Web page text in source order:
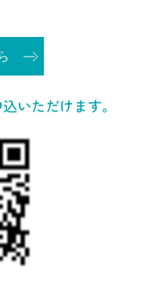
いただけます。